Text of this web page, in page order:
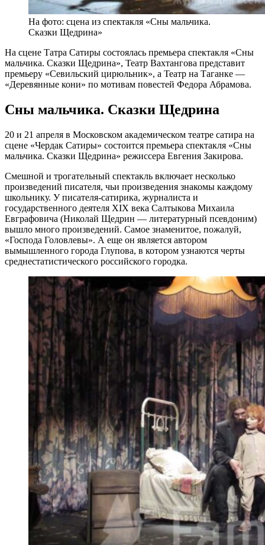
На фото: сцена из спектакля «Сны мальчика.
Сказки Щедрина»
На сцене Татра Сатиры состоялась премьера спектакля «Сны
мальчика. Сказки Щедрина», Театр Вахтангова представит
премьеру «Севильский цирюльник», а Театр на Таганке —
«Деревянные кони» по мотивам повестей Федора Абрамова.
Сны мальчика. Сказки Щедрина
20 и 21 апреля в Московском академическом театре сатира на
сцене «Чердак Сатиры» состоится премьера спектакля «Сны
мальчика. Сказки Щедрина» режиссера Евгения Закирова.
Смешной и трогательный спектакль включает несколько
произведений писателя, чьи произведения знакомы каждому
школьнику. У писателя-сатирика, журналиста и
государственного деятеля XIX века Салтыкова Михаила
Евграфовича (Николай Щедрин — литературный псевдоним)
вышло много произведений. Самое знаменитое, пожалуй,
«Господа Головлевы». А еще он является автором
вымышленного города Глупова, в котором узнаются черты
среднестатистического российского городка.